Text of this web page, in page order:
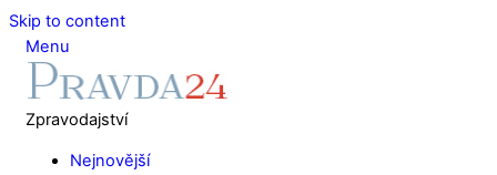
Skip to content
Menu
Zpravodajství
Nejnovější